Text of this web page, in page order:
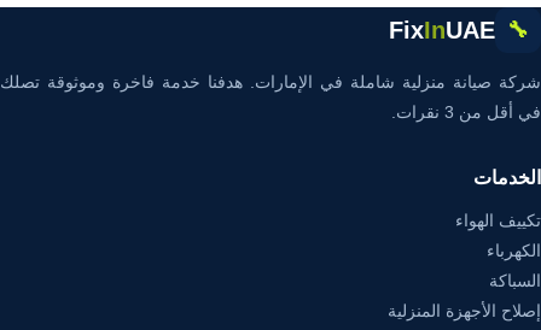
🔧
FixInUAE
شركة صيانة منزلية شاملة في الإمارات. هدفنا خدمة فاخرة وموثوقة تصلك
في أقل من 3 نقرات.
الخدمات
تكييف الهواء
الكهرباء
السباكة
إصلاح الأجهزة المنزلية